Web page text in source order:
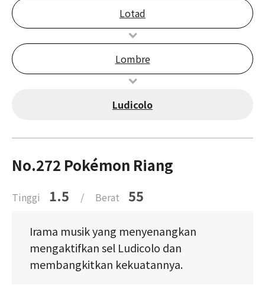
Lotad
Lombre
Ludicolo
No.272 Pokémon Riang
Tinggi 1.5 / Berat 55
Irama musik yang menyenangkan
mengaktifkan sel Ludicolo dan
membangkitkan kekuatannya.